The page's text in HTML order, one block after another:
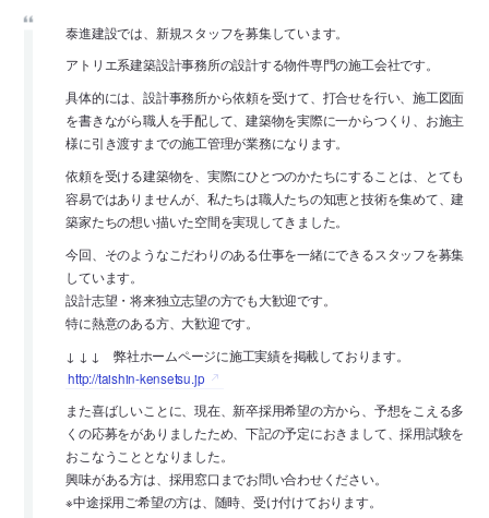
泰進建設では、新規スタッフを募集しています。
アトリエ系建築設計事務所の設計する物件専門の施工会社です。
具体的には、設計事務所から依頼を受けて、打合せを行い、施工図面
を書きながら職人を手配して、建築物を実際に一からつくり、お施主
様に引き渡すまでの施工管理が業務になります。
依頼を受ける建築物を、実際にひとつのかたちにすることは、とても
容易ではありませんが、私たちは職人たちの知恵と技術を集めて、建
築家たちの想い描いた空間を実現してきました。
今回、そのようなこだわりのある仕事を一緒にできるスタッフを募集
しています。
設計志望・将来独立志望の方でも大歓迎です。
特に熱意のある方、大歓迎です。
↓ ↓ ↓ 弊社ホームページに施工実績を掲載しております。
http://taishin-kensetsu.jp
また喜ばしいことに、現在、新卒採用希望の方から、予想をこえる多
くの応募をがありましたため、下記の予定におきまして、採用試験を
おこなうこととなりました。
興味がある方は、採用窓口までお問い合わせください。
※中途採用ご希望の方は、随時、受け付けております。